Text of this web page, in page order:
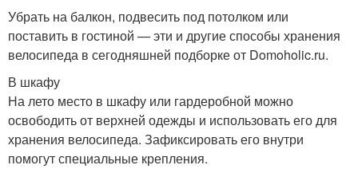
Убрать на балкон, подвесить под потолком или
поставить в гостиной — эти и другие способы хранения
велосипеда в сегодняшней подборке от Domoholic.ru.
В шкафу
На лето место в шкафу или гардеробной можно
освободить от верхней одежды и использовать его для
хранения велосипеда. Зафиксировать его внутри
помогут специальные крепления.